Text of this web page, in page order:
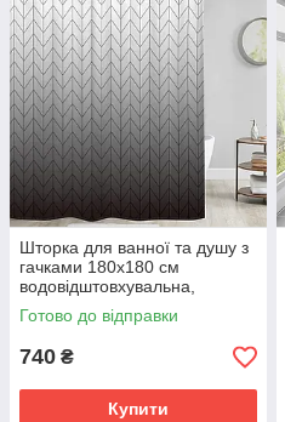
Шторка для ванної та душу з
гачками 180x180 см
водовідштовхувальна,
високоякісна шторка для
ванни
Готово до відправки
740 ₴
Купити